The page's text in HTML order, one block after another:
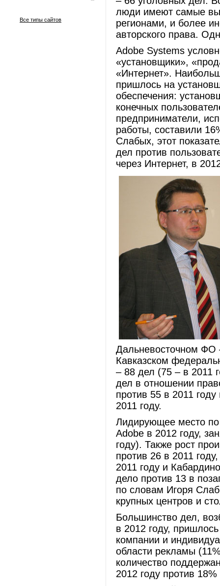
Все типы сайтов
люди имеют самые
регионами, и более
авторского права.
Adobe Systems
«установщики»,
«Интернет».
пришлось на
обеспечения:
конечных
предприниматели,
работы, составили
Слабых, этот
дел против
через Интернет, в
Дальневосточном ФО
Кавказском
– 88 дел (75 – в 2011
дел в отношении
против 55 в 2011
2011 году.
Лидирующее место по
Adobe в 2012 году,
году). Также рост
против 26 в 2011
2011 году и
дело против 13 в
по словам Игоря
крупных центров и
Большинство дел,
в 2012 году,
компании и
области рекламы
количество
2012 году против 18%